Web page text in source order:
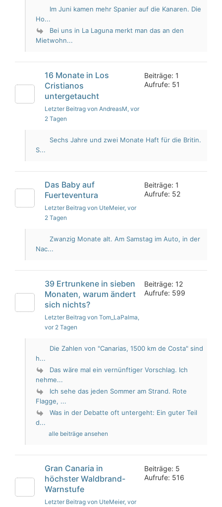
Im Juni kamen mehr Spanier auf die Kanaren. Die
Ho...
Bei uns in La Laguna merkt man das an den
Mietwohn...
16 Monate in Los
Cristianos
untergetaucht
Letzter Beitrag von AndreasM, vor
2 Tagen
Beiträge: 1
Aufrufe: 51
Sechs Jahre und zwei Monate Haft für die Britin.
S...
Das Baby auf
Fuerteventura
Letzter Beitrag von UteMeier, vor
2 Tagen
Beiträge: 1
Aufrufe: 52
Zwanzig Monate alt. Am Samstag im Auto, in der
Nac...
39 Ertrunkene in sieben
Monaten, warum ändert
sich nichts?
Letzter Beitrag von Tom_LaPalma,
vor 2 Tagen
Beiträge: 12
Aufrufe: 599
Die Zahlen von "Canarias, 1500 km de Costa" sind
h...
Das wäre mal ein vernünftiger Vorschlag. Ich
nehme...
Ich sehe das jeden Sommer am Strand. Rote
Flagge, ...
Was in der Debatte oft untergeht: Ein guter Teil
d...
alle beiträge ansehen
Gran Canaria in
höchster Waldbrand-
Warnstufe
Letzter Beitrag von UteMeier, vor
Beiträge: 5
Aufrufe: 516